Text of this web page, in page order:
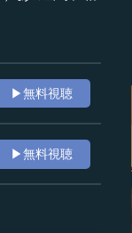
▶無料視聴
▶無料視聴